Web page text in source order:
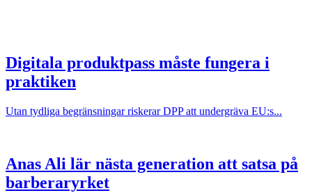
Digitala produktpass måste fungera i
praktiken
Utan tydliga begränsningar riskerar DPP att undergräva EU:s...
Anas Ali lär nästa generation att satsa på
barberaryrket